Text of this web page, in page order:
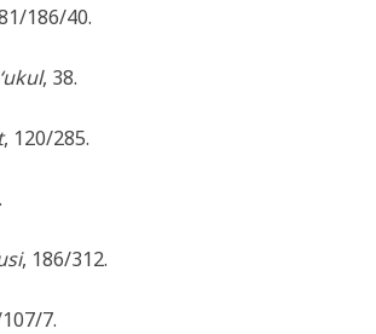
186/40.
, 38.
, 120/285.
, 186/312.
7.